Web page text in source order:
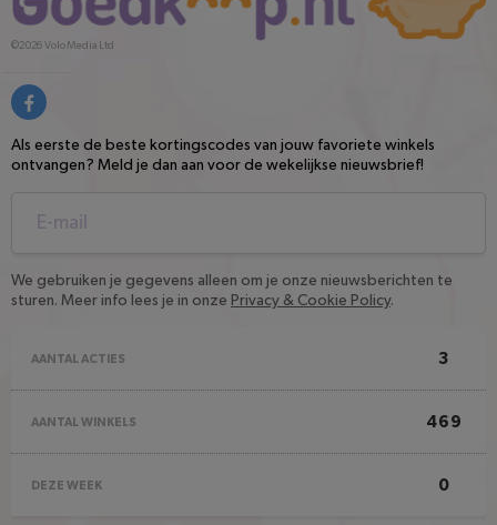
©2026Volo Media Ltd
Als eerste de beste kortingscodes van jouw favoriete winkels
ontvangen? Meld je dan aan voor de wekelijkse nieuwsbrief!
We gebruiken je gegevens alleen om je onze nieuwsberichten te
sturen. Meer info lees je in onze Privacy & Cookie Policy.
AANTAL ACTIES 3
AANTAL WINKELS 469
DEZE WEEK 0